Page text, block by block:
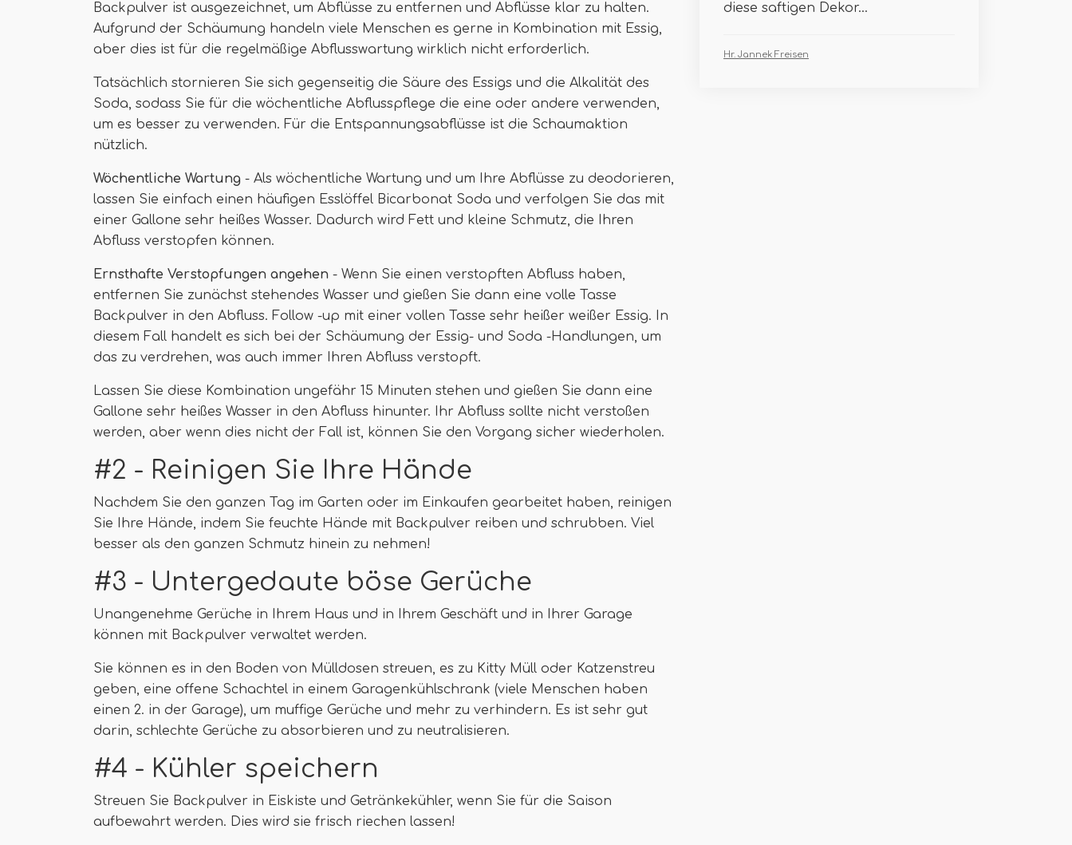
Backpulver ist ausgezeichnet, um Abflüsse zu entfernen und Abflüsse klar zu halten.
Aufgrund der Schäumung handeln viele Menschen es gerne in Kombination mit Essig,
aber dies ist für die regelmäßige Abflusswartung wirklich nicht erforderlich.
Tatsächlich stornieren Sie sich gegenseitig die Säure des Essigs und die Alkalität des
Soda, sodass Sie für die wöchentliche Abflusspflege die eine oder andere verwenden,
um es besser zu verwenden. Für die Entspannungsabflüsse ist die Schaumaktion
nützlich.
Wöchentliche Wartung - Als wöchentliche Wartung und um Ihre Abflüsse zu deodorieren,
lassen Sie einfach einen häufigen Esslöffel Bicarbonat Soda und verfolgen Sie das mit
einer Gallone sehr heißes Wasser. Dadurch wird Fett und kleine Schmutz, die Ihren
Abfluss verstopfen können.
Ernsthafte Verstopfungen angehen - Wenn Sie einen verstopften Abfluss haben,
entfernen Sie zunächst stehendes Wasser und gießen Sie dann eine volle Tasse
Backpulver in den Abfluss. Follow -up mit einer vollen Tasse sehr heißer weißer Essig. In
diesem Fall handelt es sich bei der Schäumung der Essig- und Soda -Handlungen, um
das zu verdrehen, was auch immer Ihren Abfluss verstopft.
Lassen Sie diese Kombination ungefähr 15 Minuten stehen und gießen Sie dann eine
Gallone sehr heißes Wasser in den Abfluss hinunter. Ihr Abfluss sollte nicht verstoßen
werden, aber wenn dies nicht der Fall ist, können Sie den Vorgang sicher wiederholen.
#2 - Reinigen Sie Ihre Hände
Nachdem Sie den ganzen Tag im Garten oder im Einkaufen gearbeitet haben, reinigen
Sie Ihre Hände, indem Sie feuchte Hände mit Backpulver reiben und schrubben. Viel
besser als den ganzen Schmutz hinein zu nehmen!
#3 - Untergedaute böse Gerüche
Unangenehme Gerüche in Ihrem Haus und in Ihrem Geschäft und in Ihrer Garage
können mit Backpulver verwaltet werden.
Sie können es in den Boden von Mülldosen streuen, es zu Kitty Müll oder Katzenstreu
geben, eine offene Schachtel in einem Garagenkühlschrank (viele Menschen haben
einen 2. in der Garage), um muffige Gerüche und mehr zu verhindern. Es ist sehr gut
darin, schlechte Gerüche zu absorbieren und zu neutralisieren.
#4 - Kühler speichern
Streuen Sie Backpulver in Eiskiste und Getränkekühler, wenn Sie für die Saison
aufbewahrt werden. Dies wird sie frisch riechen lassen!
diese saftigen Dekor...
Hr. Jannek Freisen